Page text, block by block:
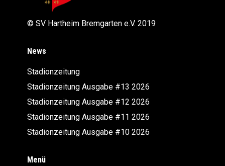
© SV Hartheim Bremgarten e.V. 2019
News
Stadionzeitung
Stadionzeitung Ausgabe #13 2026
Stadionzeitung Ausgabe #12 2026
Stadionzeitung Ausgabe #11 2026
Stadionzeitung Ausgabe #10 2026
Menü